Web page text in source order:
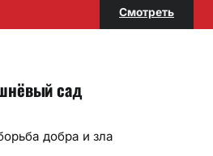
Смотреть
сад
добра и зла